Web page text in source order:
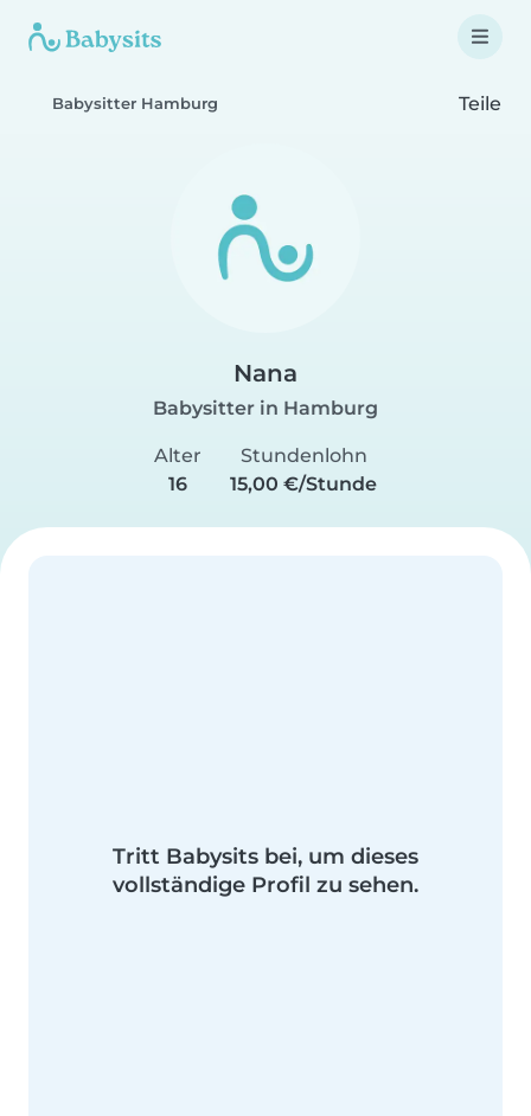
Babysitter Hamburg Teile
Nana
Babysitter in Hamburg
Alter
16
Stundenlohn
15,00 €/Stunde
Tritt Babysits bei, um dieses
vollständige Profil zu sehen.